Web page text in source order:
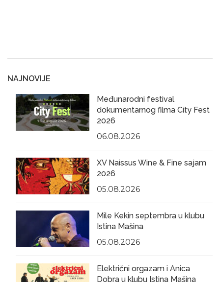
NAJNOVIJE
Međunarodni festival
dokumentarnog filma City Fest
2026
06.08.2026
XV Naissus Wine & Fine sajam
2026
05.08.2026
Mile Kekin septembra u klubu
Istina Mašina
05.08.2026
Električni orgazam i Anica
Dobra u klubu Istina Mašina